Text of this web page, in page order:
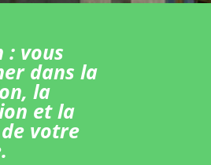
: vous
dans la
la
et la
votre